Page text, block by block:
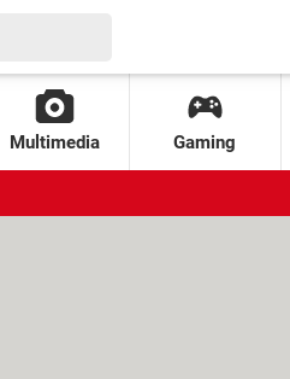
Multimedia Gaming